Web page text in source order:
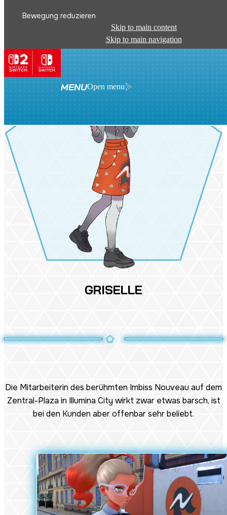
Bewegung reduzieren
Skip to main content
Skip to main navigation
MENUOpen menu
GRISELLE
Die Mitarbeiterin des berühmten Imbiss Nouveau auf dem
Zentral-Plaza in Illumina City wirkt zwar etwas barsch, ist
bei den Kunden aber offenbar sehr beliebt.